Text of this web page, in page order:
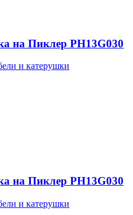
на Пиклер PH13G030
и катерушки
на Пиклер PH13G030
и катерушки